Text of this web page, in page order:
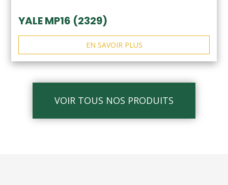
YALE MP16 (2329)
EN SAVOIR PLUS
VOIR TOUS NOS PRODUITS